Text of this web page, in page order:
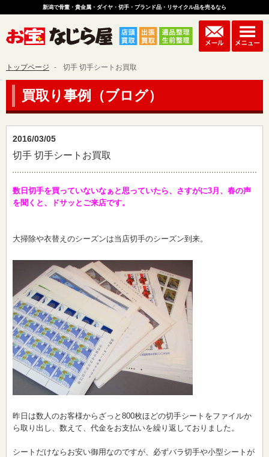
新潟で骨董・貴金属・ダイヤ・切手・ブランド品・リサイクル品を売るなら
トップページ 切手 切手シートお買取
買取り事例（ブログ）
2016/03/05
切手 切手シートお買取
数日切手を買っていないなぁと思っていたら、さすがに3月、春の声
を聞くと、ドサッとご来店です。
大掃除や衣替えのシーズンは当店切手のシーズン到来。
昨日は数人のお客様からざっと800枚ほどの切手シートをファイルか
ら取り出し、数えて、代金をお支払いを繰り返しておりました。
シートだけならお安い御用なのですが、必ずバラ切手や小型シートが